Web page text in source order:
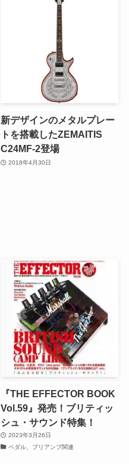
新デザインのメタルプレー
トを搭載したZEMAITIS
C24MF-2登場
2018年4月30日
『THE EFFECTOR BOOK
Vol.59』発売！ブリティッ
シュ・サウンド特集！
2023年3月26日
ペダル、プリアンプ関連